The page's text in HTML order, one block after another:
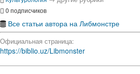
0 подписчиков
Все статьи автора на Либмонстре
Официальная страница:
https://biblio.uz/Libmonster